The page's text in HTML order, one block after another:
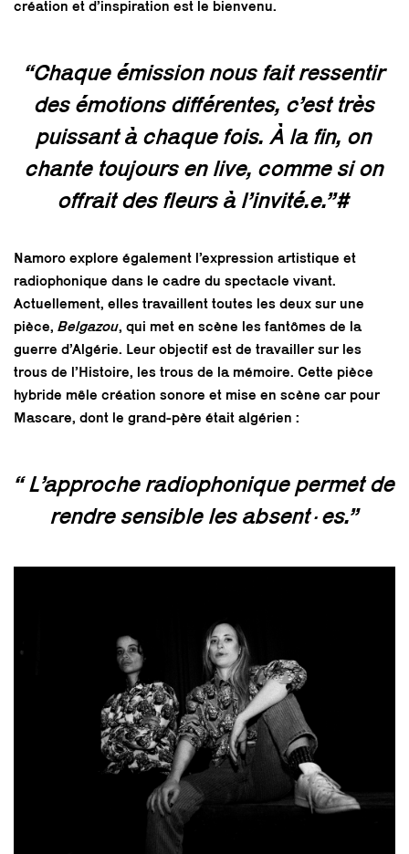
création et d’inspiration est le bienvenu.
“Chaque émission nous fait ressentir
des émotions différentes, c’est très
puissant à chaque fois. À la fin, on
chante toujours en live, comme si on
offrait des fleurs à l’invité.e.”#
Namoro explore également l’expression artistique et
radiophonique dans le cadre du spectacle vivant.
Actuellement, elles travaillent toutes les deux sur une
pièce, Belgazou, qui met en scène les fantômes de la
guerre d’Algérie. Leur objectif est de travailler sur les
trous de l’Histoire, les trous de la mémoire. Cette pièce
hybride mêle création sonore et mise en scène car pour
Mascare, dont le grand-père était algérien :
“ L’approche radiophonique permet de
rendre sensible les absent·es.”